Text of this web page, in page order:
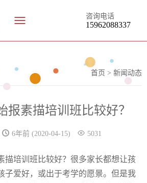
咨询电话
15962088337
首页 > 新闻动态
报素描培训班比较好？
6年前 (2020-04-15) 5031
培训班比较好？很多家长都想让孩
子爱好，或出于考学的愿景。但是我